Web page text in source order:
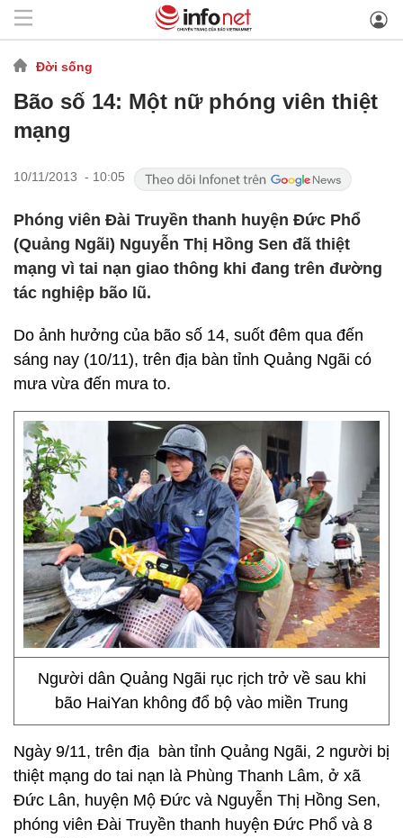
Đời sống
Bão số 14: Một nữ phóng viên thiệt
mạng
10/11/2013 - 10:05
Phóng viên Đài Truyền thanh huyện Đức Phổ
(Quảng Ngãi) Nguyễn Thị Hồng Sen đã thiệt
mạng vì tai nạn giao thông khi đang trên đường
tác nghiệp bão lũ.
Do ảnh hưởng của bão số 14, suốt đêm qua đến
sáng nay (10/11), trên địa bàn tỉnh Quảng Ngãi có
mưa vừa đến mưa to.
Người dân Quảng Ngãi rục rịch trở về sau khi
bão HaiYan không đổ bộ vào miền Trung
Ngày 9/11, trên địa bàn tỉnh Quảng Ngãi, 2 người bị
thiệt mạng do tai nạn là Phùng Thanh Lâm, ở xã
Đức Lân, huyện Mộ Đức và Nguyễn Thị Hồng Sen,
phóng viên Đài Truyền thanh huyện Đức Phổ và 8